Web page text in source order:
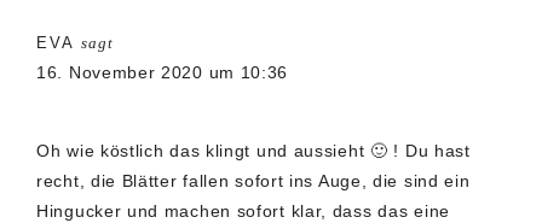
EVA sagt
16. November 2020 um 10:36
Oh wie köstlich das klingt und aussieht 🙂 ! Du hast
recht, die Blätter fallen sofort ins Auge, die sind ein
Hingucker und machen sofort klar, dass das eine